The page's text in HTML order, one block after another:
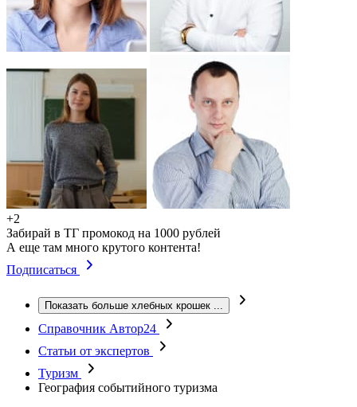
+2
Забирай в ТГ промокод на 1000 рублей
А еще там много крутого контента!
Подписаться
Показать больше хлебных крошек ...
Справочник Автор24
Статьи от экспертов
Туризм
География событийного туризма